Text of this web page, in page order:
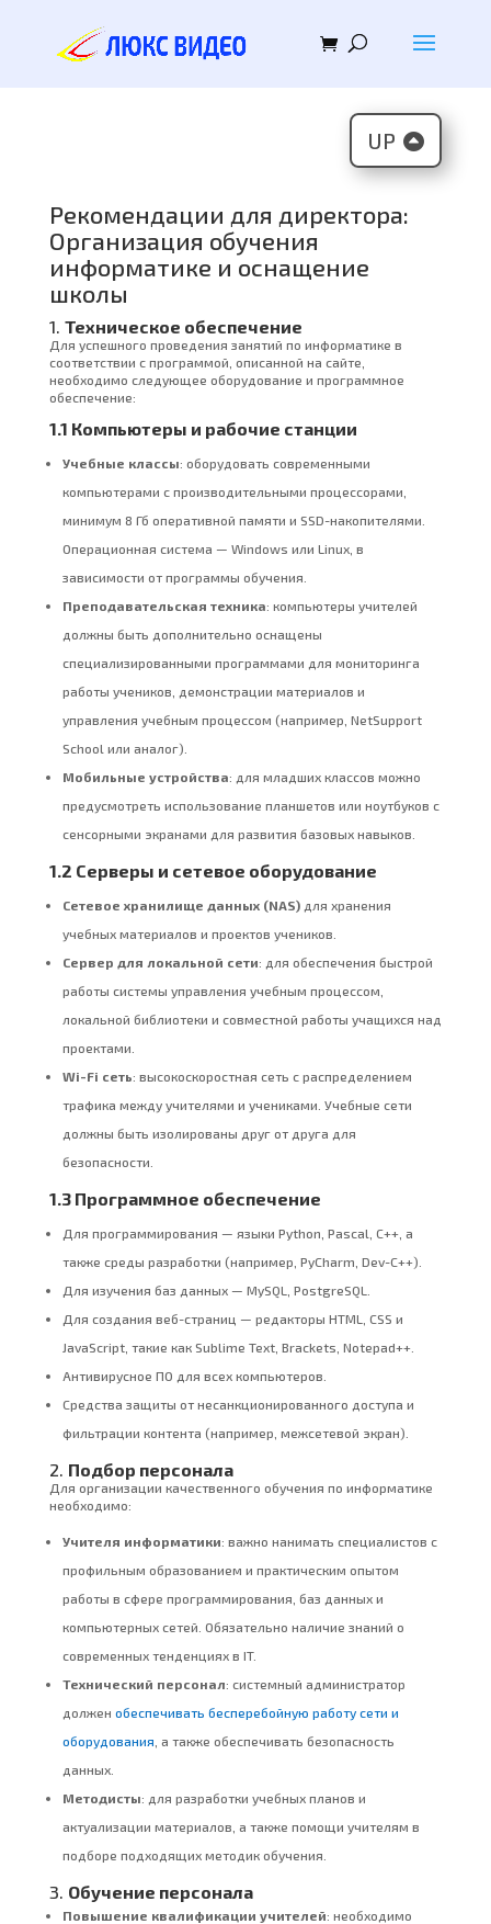
UP
Рекомендации для директора:
Организация обучения
информатике и оснащение
школы
1. Техническое обеспечение
Для успешного проведения занятий по информатике в
соответствии с программой, описанной на сайте,
необходимо следующее оборудование и программное
обеспечение:
1.1 Компьютеры и рабочие станции
Учебные классы: оборудовать современными
компьютерами с производительными процессорами,
минимум 8 Гб оперативной памяти и SSD-накопителями.
Операционная система — Windows или Linux, в
зависимости от программы обучения.
Преподавательская техника: компьютеры учителей
должны быть дополнительно оснащены
специализированными программами для мониторинга
работы учеников, демонстрации материалов и
управления учебным процессом (например, NetSupport
School или аналог).
Мобильные устройства: для младших классов можно
предусмотреть использование планшетов или ноутбуков с
сенсорными экранами для развития базовых навыков.
1.2 Серверы и сетевое оборудование
Сетевое хранилище данных (NAS)для хранения
учебных материалов и проектов учеников.
Сервер для локальной сети: для обеспечения быстрой
работы системы управления учебным процессом,
локальной библиотеки и совместной работы учащихся над
проектами.
Wi-Fi сеть: высокоскоростная сеть с распределением
трафика между учителями и учениками. Учебные сети
должны быть изолированы друг от друга для
безопасности.
1.3 Программное обеспечение
Для программирования — языки Python, Pascal, C++, а
также среды разработки (например, PyCharm, Dev-C++).
Для изучения баз данных — MySQL, PostgreSQL.
Для создания веб-страниц — редакторы HTML, CSS и
JavaScript, такие как Sublime Text, Brackets, Notepad++.
Антивирусное ПО для всех компьютеров.
Средства защиты от несанкционированного доступа и
фильтрации контента (например, межсетевой экран).
2. Подбор персонала
Для организации качественного обучения по информатике
необходимо:
Учителя информатики: важно нанимать специалистов с
профильным образованием и практическим опытом
работы в сфере программирования, баз данных и
компьютерных сетей. Обязательно наличие знаний о
современных тенденциях в IT.
Технический персонал: системный администратор
должен обеспечивать бесперебойную работу сети и
оборудования , а также обеспечивать безопасность
данных.
Методисты: для разработки учебных планов и
актуализации материалов, а также помощи учителям в
подборе подходящих методик обучения.
3. Обучение персонала
Повышение квалификации учителей: необходимо